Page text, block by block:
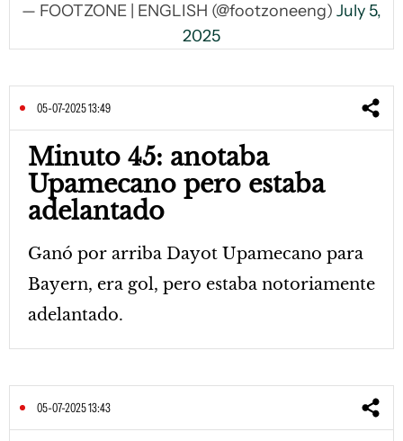
— FOOTZONE | ENGLISH (@footzoneeng) July 5,
2025
05-07-2025 13:49
Minuto 45: anotaba
Upamecano pero estaba
adelantado
Ganó por arriba Dayot Upamecano para
Bayern, era gol, pero estaba notoriamente
adelantado.
05-07-2025 13:43